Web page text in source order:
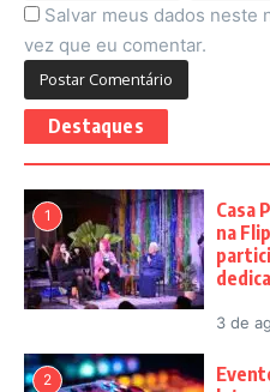
Salvar meus dados neste
vez que eu comentar.
Destaques
1
Casa
na
3 de
2